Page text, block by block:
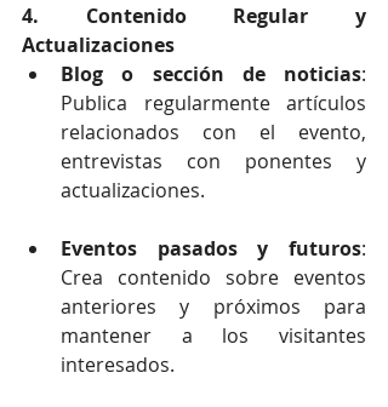
4. Contenido Regular y
Actualizaciones
Blog o sección de noticias:
Publica regularmente artículos
relacionados con el evento,
entrevistas con ponentes y
actualizaciones.
Eventos pasados y futuros:
Crea contenido sobre eventos
anteriores y próximos para
mantener a los visitantes
interesados.